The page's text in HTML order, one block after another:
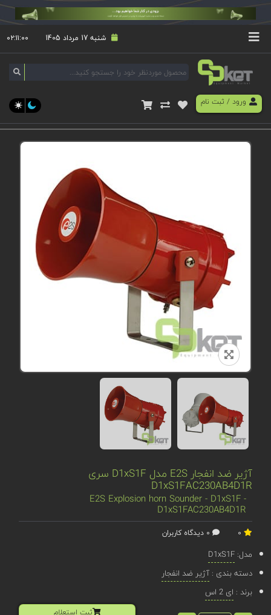
شنبه 17 مرداد 1405 ۰۲:۱۱:۰۰
ورود/ ثبت نام
آژیر ضد انفجار E2S مدل D1xS1F سری
D1xS1FAC230AB4D1R
E2S Explosion horn Sounder - D1xS1F -
D1xS1FAC230AB4D1R
مدل:D1xS1F
دسته بندی :آژیر ضد انفجار
برند : ای 2 اس
ثبت استعلام